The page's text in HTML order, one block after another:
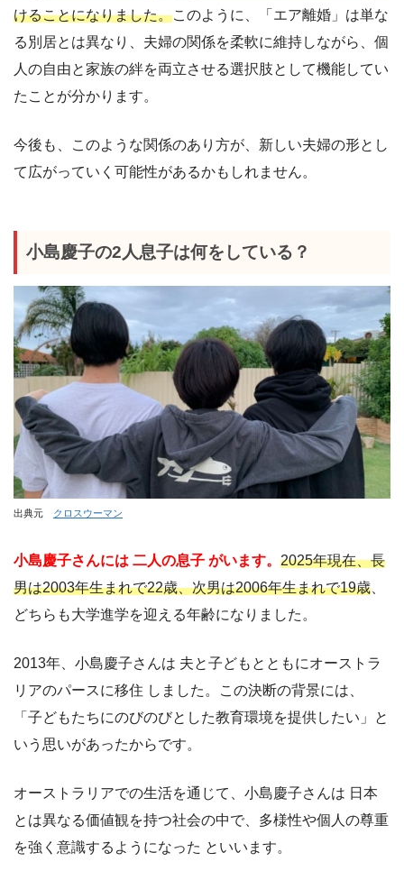
けることになりました。このように、「エア離婚」は単な
る別居とは異なり、夫婦の関係を柔軟に維持しながら、個
人の自由と家族の絆を両立させる選択肢として機能してい
たことが分かります。
今後も、このような関係のあり方が、新しい夫婦の形とし
て広がっていく可能性があるかもしれません。
小島慶子の2人息子は何をしている？
出典元 クロスウーマン
小島慶子さんには 二人の息子 がいます。 2025年現在、長
男は2003年生まれで22歳、次男は2006年生まれで19歳
どちらも大学進学を迎える年齢になりました。
2013年、小島慶子さんは 夫と子どもとともにオーストラ
リアのパースに移住 しました。この決断の背景には、
「子どもたちにのびのびとした教育環境を提供したい」と
いう思いがあったからです。
オーストラリアでの生活を通じて、小島慶子さんは 日本
とは異なる価値観を持つ社会の中で、多様性や個人の尊重
を強く意識するようになった といいます。